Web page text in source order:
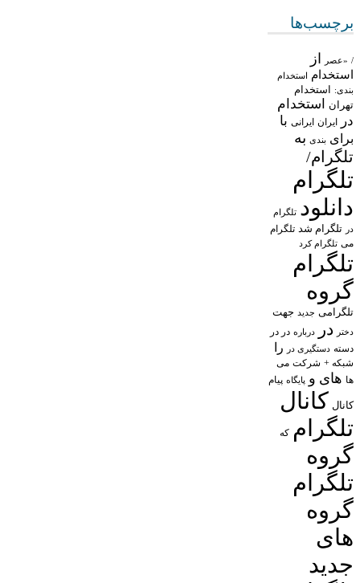
برچسب‌ها
/ «عصر از
استخدام استخدام
بندی: استخدام
تهران
استخدام
در
ایران ایرانی با
برای بندی به
تلگرام/
تلگرام
دانلود تلگرام
در تلگرام شد تلگرام
می تلگرام کرد
تلگرام
گروه
تلگرامی جدید جهت
دختر در درباره در در
دسته دستگیری در را
شبکه + شرکت می
ها های و پایگاه پیام
کانال کانال
تلگرام که
گروه
تلگرام
گروه
های
جدید